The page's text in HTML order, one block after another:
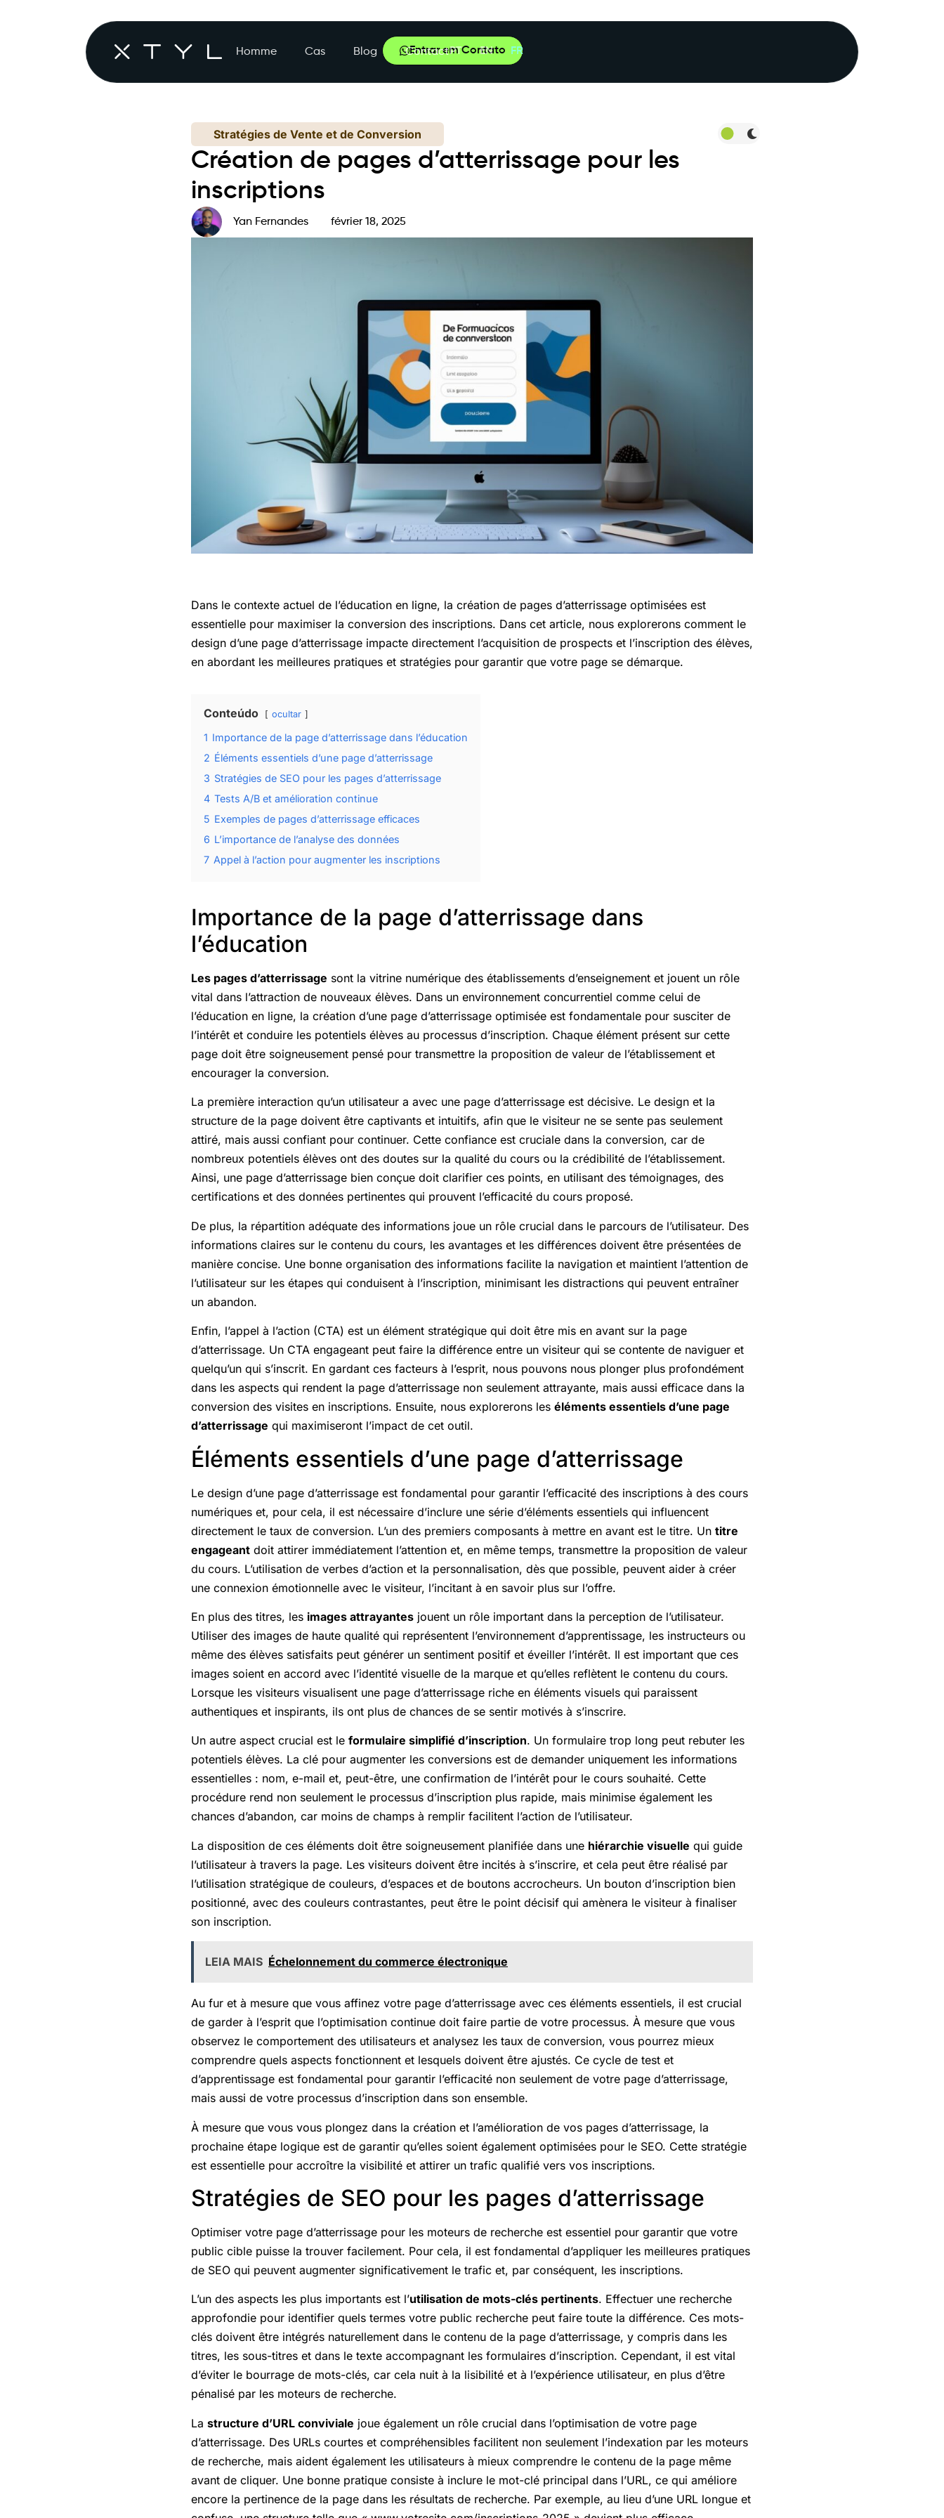
Homme Cas Blog Contact
Entrar em Contato
PT EN FR
Stratégies de Vente et de Conversion
Création de pages d’atterrissage pour les
inscriptions
Yan Fernandes février 18, 2025
Dans le contexte actuel de l’éducation en ligne, la création de pages d’atterrissage optimisées est
essentielle pour maximiser la conversion des inscriptions. Dans cet article, nous explorerons comment le
design d’une page d’atterrissage impacte directement l’acquisition de prospects et l’inscription des élèves,
en abordant les meilleures pratiques et stratégies pour garantir que votre page se démarque.
Conteúdo ocultar
1 Importance de la page d’atterrissage dans l’éducation
2 Éléments essentiels d’une page d’atterrissage
3 Stratégies de SEO pour les pages d’atterrissage
4 Tests A/B et amélioration continue
5 Exemples de pages d’atterrissage efficaces
6 L’importance de l’analyse des données
7 Appel à l’action pour augmenter les inscriptions
Importance de la page d’atterrissage dans
l’éducation
Les pages d’atterrissage sont la vitrine numérique des établissements d’enseignement et jouent un rôle
vital dans l’attraction de nouveaux élèves. Dans un environnement concurrentiel comme celui de
l’éducation en ligne, la création d’une page d’atterrissage optimisée est fondamentale pour susciter de
l’intérêt et conduire les potentiels élèves au processus d’inscription. Chaque élément présent sur cette
page doit être soigneusement pensé pour transmettre la proposition de valeur de l’établissement et
encourager la conversion.
La première interaction qu’un utilisateur a avec une page d’atterrissage est décisive. Le design et la
structure de la page doivent être captivants et intuitifs, afin que le visiteur ne se sente pas seulement
attiré, mais aussi confiant pour continuer. Cette confiance est cruciale dans la conversion, car de
nombreux potentiels élèves ont des doutes sur la qualité du cours ou la crédibilité de l’établissement.
Ainsi, une page d’atterrissage bien conçue doit clarifier ces points, en utilisant des témoignages, des
certifications et des données pertinentes qui prouvent l’efficacité du cours proposé.
De plus, la répartition adéquate des informations joue un rôle crucial dans le parcours de l’utilisateur. Des
informations claires sur le contenu du cours, les avantages et les différences doivent être présentées de
manière concise. Une bonne organisation des informations facilite la navigation et maintient l’attention de
l’utilisateur sur les étapes qui conduisent à l’inscription, minimisant les distractions qui peuvent entraîner
un abandon.
Enfin, l’appel à l’action (CTA) est un élément stratégique qui doit être mis en avant sur la page
d’atterrissage. Un CTA engageant peut faire la différence entre un visiteur qui se contente de naviguer et
quelqu’un qui s’inscrit. En gardant ces facteurs à l’esprit, nous pouvons nous plonger plus profondément
dans les aspects qui rendent la page d’atterrissage non seulement attrayante, mais aussi efficace dans la
conversion des visites en inscriptions. Ensuite, nous explorerons les éléments essentiels d’une page
d’atterrissage qui maximiseront l’impact de cet outil.
Éléments essentiels d’une page d’atterrissage
Le design d’une page d’atterrissage est fondamental pour garantir l’efficacité des inscriptions à des cours
numériques et, pour cela, il est nécessaire d’inclure une série d’éléments essentiels qui influencent
directement le taux de conversion. L’un des premiers composants à mettre en avant est le titre. Un titre
engageant doit attirer immédiatement l’attention et, en même temps, transmettre la proposition de valeur
du cours. L’utilisation de verbes d’action et la personnalisation, dès que possible, peuvent aider à créer
une connexion émotionnelle avec le visiteur, l’incitant à en savoir plus sur l’offre.
En plus des titres, les images attrayantes jouent un rôle important dans la perception de l’utilisateur.
Utiliser des images de haute qualité qui représentent l’environnement d’apprentissage, les instructeurs ou
même des élèves satisfaits peut générer un sentiment positif et éveiller l’intérêt. Il est important que ces
images soient en accord avec l’identité visuelle de la marque et qu’elles reflètent le contenu du cours.
Lorsque les visiteurs visualisent une page d’atterrissage riche en éléments visuels qui paraissent
authentiques et inspirants, ils ont plus de chances de se sentir motivés à s’inscrire.
Un autre aspect crucial est le formulaire simplifié d’inscription. Un formulaire trop long peut rebuter les
potentiels élèves. La clé pour augmenter les conversions est de demander uniquement les informations
essentielles : nom, e-mail et, peut-être, une confirmation de l’intérêt pour le cours souhaité. Cette
procédure rend non seulement le processus d’inscription plus rapide, mais minimise également les
chances d’abandon, car moins de champs à remplir facilitent l’action de l’utilisateur.
La disposition de ces éléments doit être soigneusement planifiée dans une hiérarchie visuelle qui guide
l’utilisateur à travers la page. Les visiteurs doivent être incités à s’inscrire, et cela peut être réalisé par
l’utilisation stratégique de couleurs, d’espaces et de boutons accrocheurs. Un bouton d’inscription bien
positionné, avec des couleurs contrastantes, peut être le point décisif qui amènera le visiteur à finaliser
son inscription.
LEIA MAIS Échelonnement du commerce électronique
Au fur et à mesure que vous affinez votre page d’atterrissage avec ces éléments essentiels, il est crucial
de garder à l’esprit que l’optimisation continue doit faire partie de votre processus. À mesure que vous
observez le comportement des utilisateurs et analysez les taux de conversion, vous pourrez mieux
comprendre quels aspects fonctionnent et lesquels doivent être ajustés. Ce cycle de test et
d’apprentissage est fondamental pour garantir l’efficacité non seulement de votre page d’atterrissage,
mais aussi de votre processus d’inscription dans son ensemble.
À mesure que vous vous plongez dans la création et l’amélioration de vos pages d’atterrissage, la
prochaine étape logique est de garantir qu’elles soient également optimisées pour le SEO. Cette stratégie
est essentielle pour accroître la visibilité et attirer un trafic qualifié vers vos inscriptions.
Stratégies de SEO pour les pages d’atterrissage
Optimiser votre page d’atterrissage pour les moteurs de recherche est essentiel pour garantir que votre
public cible puisse la trouver facilement. Pour cela, il est fondamental d’appliquer les meilleures pratiques
de SEO qui peuvent augmenter significativement le trafic et, par conséquent, les inscriptions.
L’un des aspects les plus importants est l’utilisation de mots-clés pertinents. Effectuer une recherche
approfondie pour identifier quels termes votre public recherche peut faire toute la différence. Ces mots-
clés doivent être intégrés naturellement dans le contenu de la page d’atterrissage, y compris dans les
titres, les sous-titres et dans le texte accompagnant les formulaires d’inscription. Cependant, il est vital
d’éviter le bourrage de mots-clés, car cela nuit à la lisibilité et à l’expérience utilisateur, en plus d’être
pénalisé par les moteurs de recherche.
La structure d’URL conviviale joue également un rôle crucial dans l’optimisation de votre page
d’atterrissage. Des URLs courtes et compréhensibles facilitent non seulement l’indexation par les moteurs
de recherche, mais aident également les utilisateurs à mieux comprendre le contenu de la page même
avant de cliquer. Une bonne pratique consiste à inclure le mot-clé principal dans l’URL, ce qui améliore
encore la pertinence de la page dans les résultats de recherche. Par exemple, au lieu d’une URL longue et